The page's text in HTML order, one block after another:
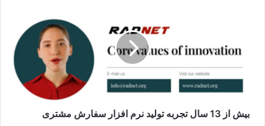
تجربه
مشتری
بیش از 13 سال تجربه تولید نرم افزار سفارش مشتری